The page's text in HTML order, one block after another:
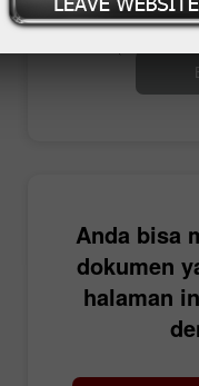
Buka akun trading
Anda bisa
dokumen
halaman